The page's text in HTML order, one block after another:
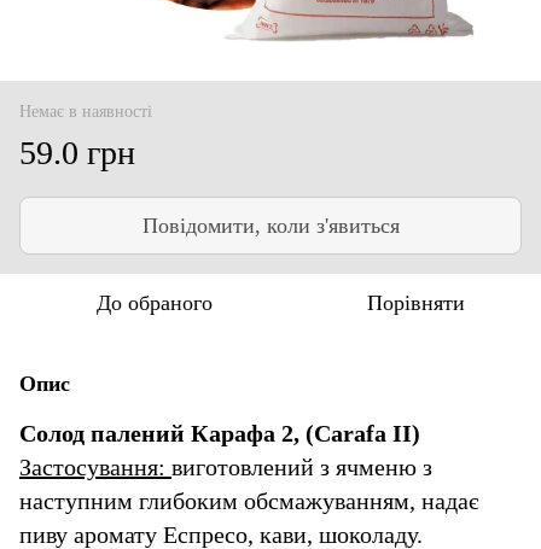
Немає в наявності
59.0 грн
Повідомити, коли з'явиться
До обраного Порівняти
Опис
Солод палений Карафа 2, (Сarafa II)
Застосування: виготовлений з ячменю з
наступним глибоким обсмажуванням, надає
пиву аромату Еспресо, кави, шоколаду.